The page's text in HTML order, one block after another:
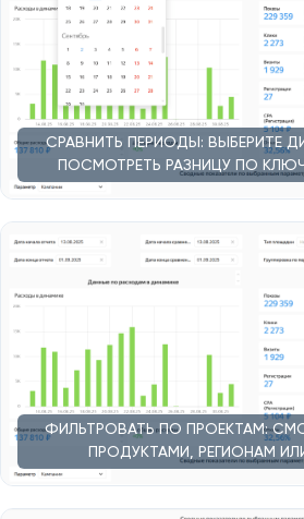
СРАВНИТЬ ПЕРИОДЫ: ВЫБЕРИТЕ
ПОСМОТРЕТЬ РАЗНИЦУ ПО
ФИЛЬТРОВАТЬ ПО ПРОЕКТАМ:
ПРОДУКТАМИ, РЕГИОНАМ